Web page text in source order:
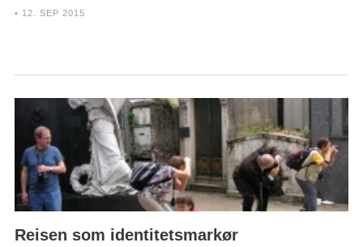
• 12. SEP 2015
Reisen som identitetsmarkør